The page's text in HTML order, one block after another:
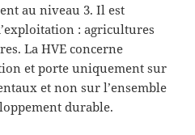
au niveau 3. Il est
: agricultures
La HVE concerne
et porte uniquement sur
et non sur l’ensemble
durable.